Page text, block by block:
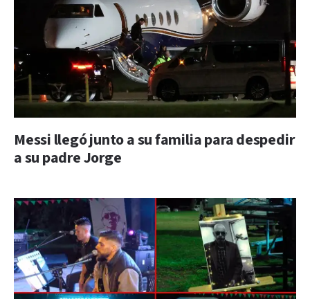
Messi llegó junto a su familia para despedir
a su padre Jorge